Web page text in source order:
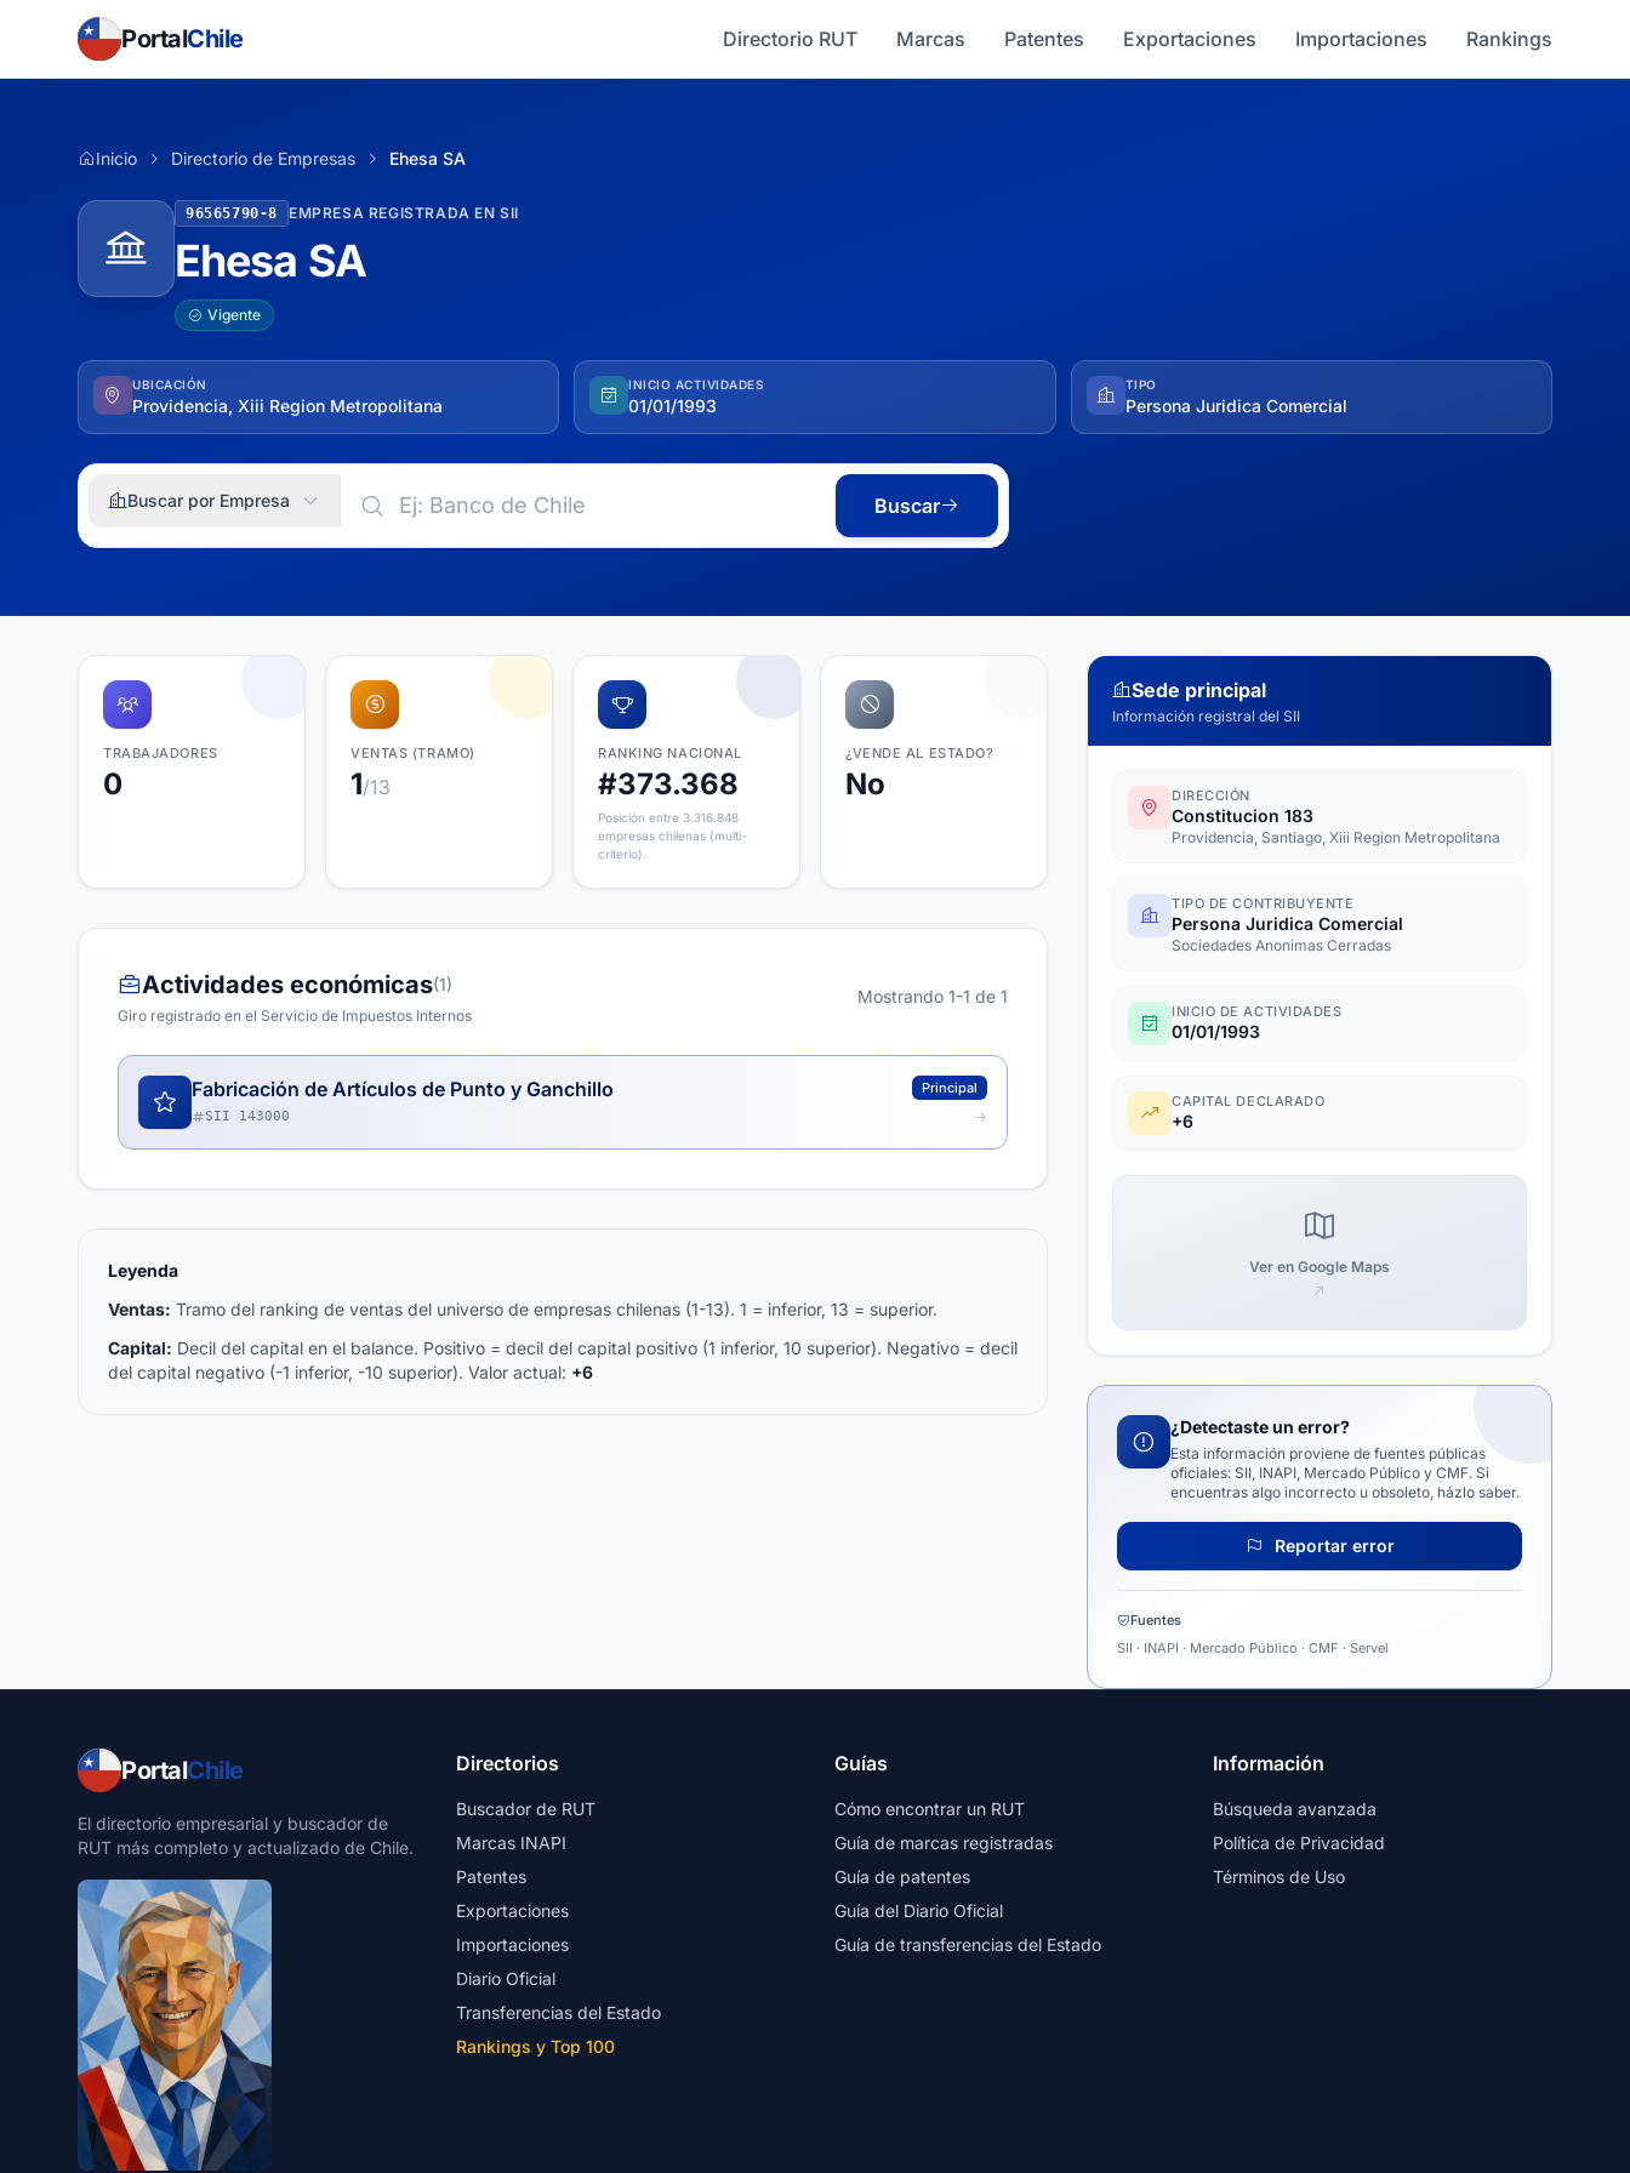
PortalChile Directorio RUT Marcas Patentes Exportaciones Importaciones Rankings
Inicio Directorio de Empresas Ehesa SA
96565790-8 EMPRESA REGISTRADA EN SII
Ehesa SA
Vigente
UBICACIÓN
Providencia, Xiii Region Metropolitana
INICIO ACTIVIDADES
01/01/1993
TIPO
Persona Juridica Comercial
Buscar por Empresa Buscar
TRABAJADORES
0
VENTAS (TRAMO)
1/13
RANKING NACIONAL
#373.368
Posición entre 3.316.848
empresas chilenas (multi-
criterio).
¿VENDE AL ESTADO?
No
Actividades económicas(1)
Giro registrado en el Servicio de Impuestos Internos
Mostrando 1-1 de 1
Fabricación de Artículos de Punto y Ganchillo Principal
SII 143000
Leyenda
Ventas: Tramo del ranking de ventas del universo de empresas chilenas (1-13). 1 = inferior, 13 = superior.
Capital: Decil del capital en el balance. Positivo = decil del capital positivo (1 inferior, 10 superior). Negativo = decil
del capital negativo (-1 inferior, -10 superior). Valor actual: +6
Sede principal
Información registral del SII
DIRECCIÓN
Constitucion 183
Providencia, Santiago, Xiii Region Metropolitana
TIPO DE CONTRIBUYENTE
Persona Juridica Comercial
Sociedades Anonimas Cerradas
INICIO DE ACTIVIDADES
01/01/1993
CAPITAL DECLARADO
+6
Ver en Google Maps
¿Detectaste un error?
Esta información proviene de fuentes públicas
oficiales: SII, INAPI, Mercado Público y CMF. Si
encuentras algo incorrecto u obsoleto, házlo saber.
Reportar error
Fuentes
SII · INAPI · Mercado Público · CMF · Servel
PortalChile
El directorio empresarial y buscador de
RUT más completo y actualizado de Chile.
Directorios
Buscador de RUT
Marcas INAPI
Patentes
Exportaciones
Importaciones
Diario Oficial
Transferencias del Estado
Rankings y Top 100
Guías
Cómo encontrar un RUT
Guía de marcas registradas
Guía de patentes
Guía del Diario Oficial
Guía de transferencias del Estado
Información
Búsqueda avanzada
Política de Privacidad
Términos de Uso